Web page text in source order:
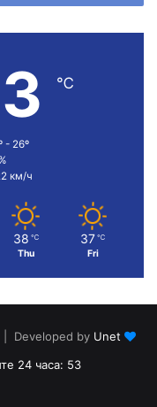
℃
- 26º
км/ч
38 ℃
Thu
37 ℃
Fri
| Developed by Unet
24 часа: 53